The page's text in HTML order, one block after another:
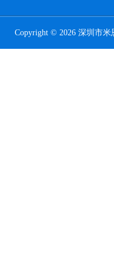
Copyright © 2026 深圳市